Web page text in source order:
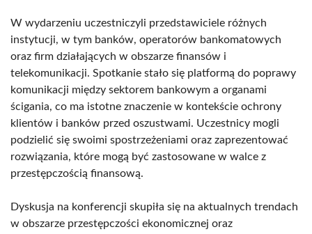
W wydarzeniu uczestniczyli przedstawiciele różnych
instytucji, w tym banków, operatorów bankomatowych
oraz firm działających w obszarze finansów i
telekomunikacji. Spotkanie stało się platformą do poprawy
komunikacji między sektorem bankowym a organami
ścigania, co ma istotne znaczenie w kontekście ochrony
klientów i banków przed oszustwami. Uczestnicy mogli
podzielić się swoimi spostrzeżeniami oraz zaprezentować
rozwiązania, które mogą być zastosowane w walce z
przestępczością finansową.
Dyskusja na konferencji skupiła się na aktualnych trendach
w obszarze przestępczości ekonomicznej oraz